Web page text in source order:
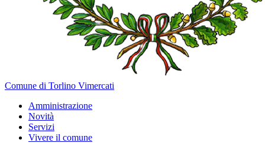
Comune di Torlino Vimercati
Amministrazione
Novità
Servizi
Vivere il comune